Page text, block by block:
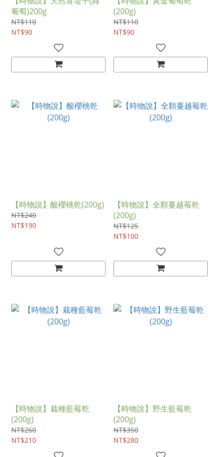
葡萄)200g
NT$110
NT$90
(200g)
NT$110
NT$90
【時物說】酸櫻桃乾(200g)
NT$240
NT$190
【時物說】全顆蔓越莓乾
(200g)
NT$125
NT$100
【時物說】栽種藍莓乾
(200g)
NT$260
NT$210
【時物說】野生藍莓乾
(200g)
NT$350
NT$280